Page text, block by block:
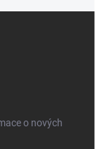
o nových